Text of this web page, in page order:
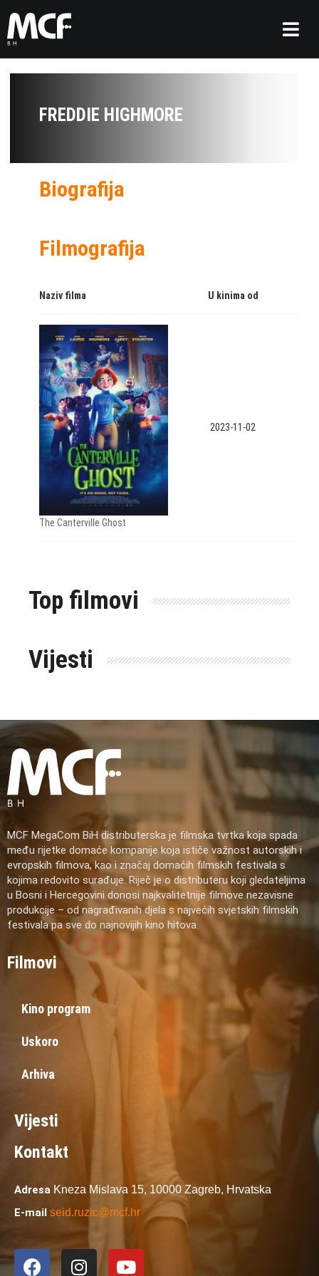
FREDDIE HIGHMORE
Biografija
Filmografija
Naziv filma U kinima od
The Canterville Ghost
2023-11-02
Top filmovi
Vijesti
MCF MegaCom BiH distributerska je filmska tvrtka koja spada
među rijetke domaće kompanije koja ističe važnost autorskih i
evropskih filmova, kao i značaj domaćih filmskih festivala s
kojima redovito surađuje. Riječ je o distributeru koji gledateljima
u Bosni i Hercegovini donosi najkvalitetnije filmove nezavisne
produkcije – od nagrađivanih djela s najvećih svjetskih filmskih
festivala pa sve do najnovijih kino hitova.
Filmovi
Kino program
Uskoro
Arhiva
Vijesti
Kontakt
Adresa Kneza Mislava 15, 10000 Zagreb, Hrvatska
E-mail seid.ruzic@mcf.hr